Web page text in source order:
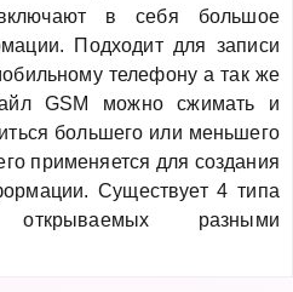
в себя большое
Подходит для записи
телефону а так же
GSM можно сжимать и
большего или меньшего
применяется для создания
Существует 4 типа
разными